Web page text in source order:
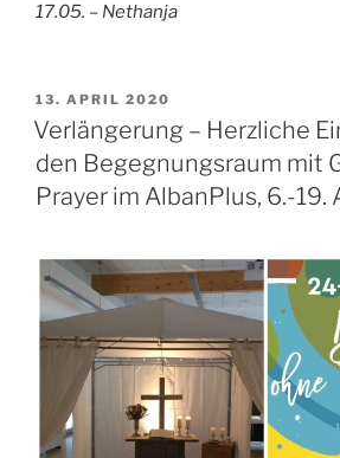
17.05. – Nethanja
VERÖFFENTLICHT
AM
13. APRIL 2020
Verlängerung – Herzliche
den Begegnungsraum mit
Prayer im AlbanPlus, 6.-19.